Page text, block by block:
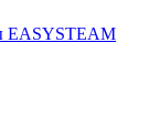
EASYSTEAM